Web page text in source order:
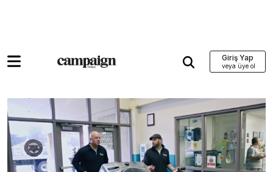
Giriş Yap